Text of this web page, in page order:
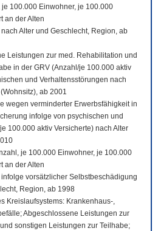
100.000 Einwohner, je 100.000
an der Alten
Alter und Geschlecht, Region, ab
Leistungen zur med. Rehabilitation und
in der GRV (Anzahl/je 100.000 aktiv
und Verhaltensstörungen nach
ab 2001
wegen verminderter Erwerbsfähigkeit in
infolge von psychischen und
100.000 aktiv Versicherte) nach Alter
je 100.000 Einwohner, je 100.000
an der Alten
vorsätzlicher Selbstbeschädigung
Region, ab 1998
Kreislaufsystems: Krankenhaus-,
Abgeschlossene Leistungen zur
sonstigen Leistungen zur Teilhabe;